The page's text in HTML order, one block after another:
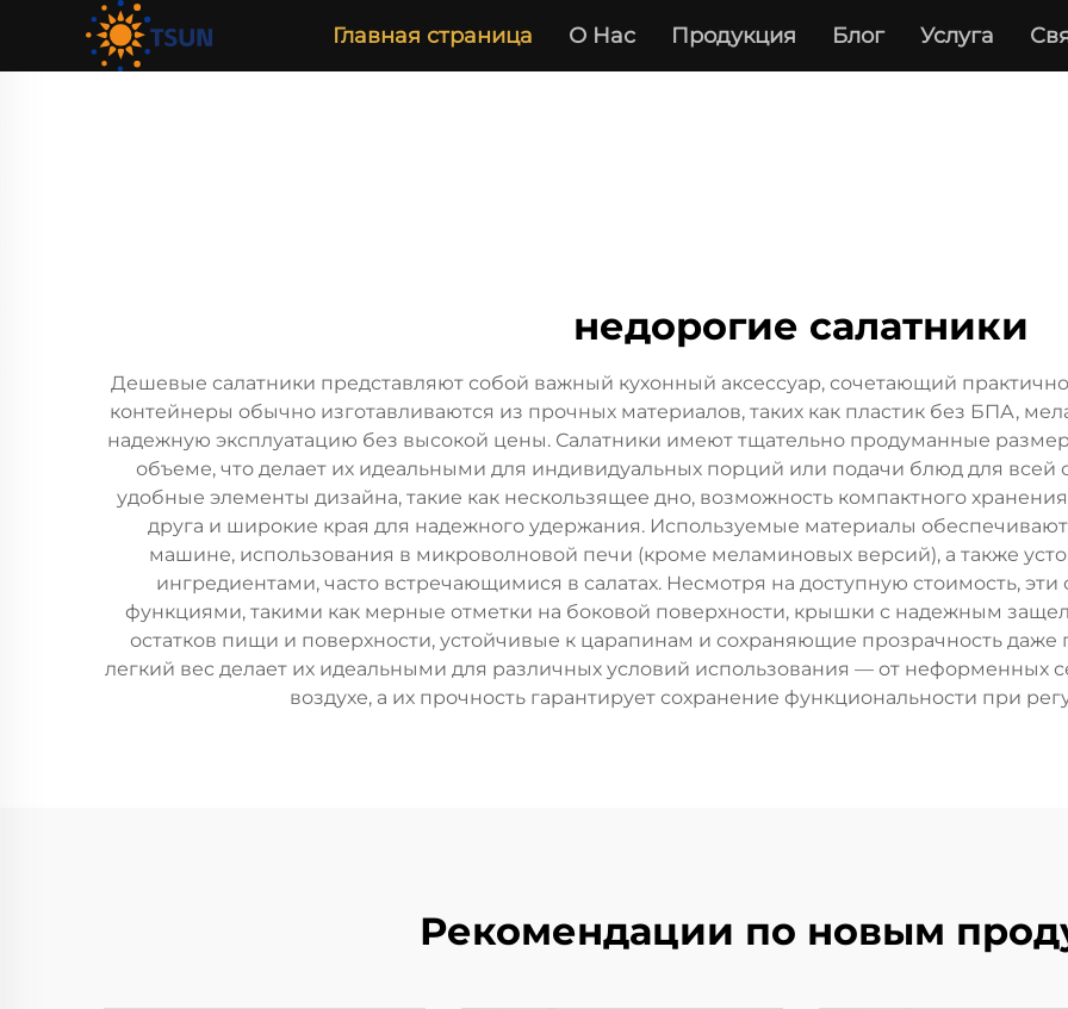
Главная страница О Нас Продукция Блог Услуга
недорогие салатники
Дешевые салатники представляют собой важный кухонный аксессуар, сочетающий
контейнеры обычно изготавливаются из прочных материалов, таких как пластик без БПА,
надежную эксплуатацию без высокой цены. Салатники имеют тщательно продуманные
объеме, что делает их идеальными для индивидуальных порций или подачи блюд для
удобные элементы дизайна, такие как нескользящее дно, возможность компактного
друга и широкие края для надежного удержания. Используемые материалы
машине, использования в микроволновой печи (кроме меламиновых версий), а также
ингредиентами, часто встречающимися в салатах. Несмотря на доступную стоимость,
функциями, такими как мерные отметки на боковой поверхности, крышки с надежным
остатков пищи и поверхности, устойчивые к царапинам и сохраняющие прозрачность даже
легкий вес делает их идеальными для различных условий использования — от неформенных
воздухе, а их прочность гарантирует сохранение функциональности при
Рекомендации по новым